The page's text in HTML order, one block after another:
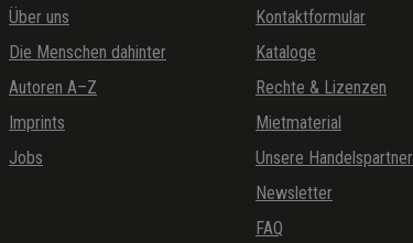
Über uns
Die Menschen dahinter
Autoren A–Z
Imprints
Jobs
Kontaktformular
Kataloge
Rechte & Lizenzen
Mietmaterial
Unsere Handelspartner
Newsletter
FAQ